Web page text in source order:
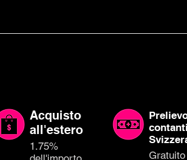
Acquisto
all'estero
1.75%
contanti